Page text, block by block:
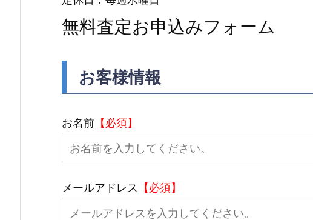
無料査定お申込みフォーム
お客様情報
お名前 【必須】
メールアドレス 【必須】